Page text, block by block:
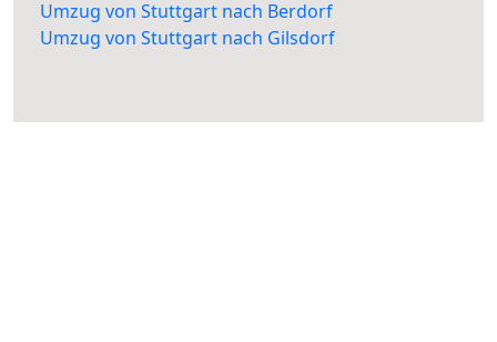
Umzug von Stuttgart nach Berdorf
Umzug von Stuttgart nach Gilsdorf